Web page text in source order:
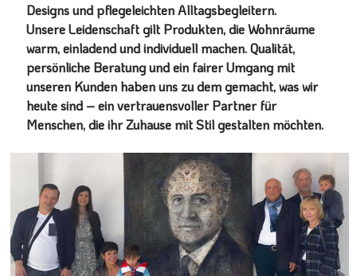
Designs und pflegeleichten Alltagsbegleitern.
Unsere Leidenschaft gilt Produkten, die Wohnräume
warm, einladend und individuell machen. Qualität,
persönliche Beratung und ein fairer Umgang mit
unseren Kunden haben uns zu dem gemacht, was wir
heute sind – ein vertrauensvoller Partner für
Menschen, die ihr Zuhause mit Stil gestalten möchten.